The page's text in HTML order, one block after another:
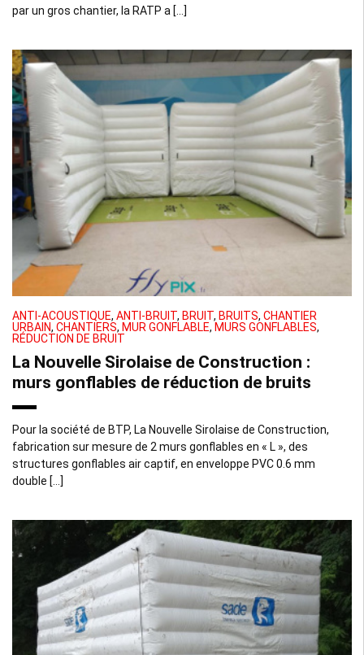
par un gros chantier, la RATP a […]
ANTI-ACOUSTIQUE, ANTI-BRUIT, BRUIT, BRUITS, CHANTIER
URBAIN, CHANTIERS, MUR GONFLABLE, MURS GONFLABLES,
RÉDUCTION DE BRUIT
La Nouvelle Sirolaise de Construction :
murs gonflables de réduction de bruits
Pour la société de BTP, La Nouvelle Sirolaise de Construction,
fabrication sur mesure de 2 murs gonflables en « L », des
structures gonflables air captif, en enveloppe PVC 0.6 mm
double […]